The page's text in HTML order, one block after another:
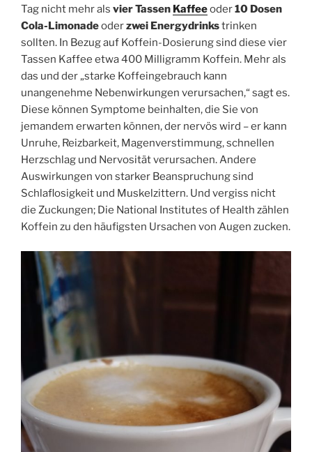
Tag nicht mehr als vier Tassen Kaffeeoder10 Dosen
Cola-Limonadeoderzwei Energydrinkstrinken
sollten. In Bezug auf Koffein-Dosierung sind diese vier
Tassen Kaffee etwa 400 Milligramm Koffein. Mehr als
das und der „starke Koffeingebrauch kann
unangenehme Nebenwirkungen verursachen,“ sagt es.
Diese können Symptome beinhalten, die Sie von
jemandem erwarten können, der nervös wird – er kann
Unruhe, Reizbarkeit, Magenverstimmung, schnellen
Herzschlag und Nervosität verursachen. Andere
Auswirkungen von starker Beanspruchung sind
Schlaflosigkeit und Muskelzittern. Und vergiss nicht
die Zuckungen; Die National Institutes of Health zählen
Koffein zu den häufigsten Ursachen von Augen zucken.